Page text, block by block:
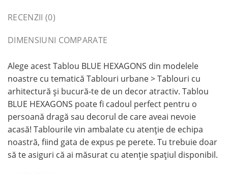
RECENZII (0)
DIMENSIUNI COMPARATE
Alege acest Tablou BLUE HEXAGONS din modelele
noastre cu tematică Tablouri urbane > Tablouri cu
arhitectură și bucură-te de un decor atractiv. Tablou
BLUE HEXAGONS poate fi cadoul perfect pentru o
persoană dragă sau decorul de care aveai nevoie
acasă! Tablourile vin ambalate cu atenție de echipa
noastră, fiind gata de expus pe perete. Tu trebuie doar
să te asiguri că ai măsurat cu atenție spațiul disponibil.